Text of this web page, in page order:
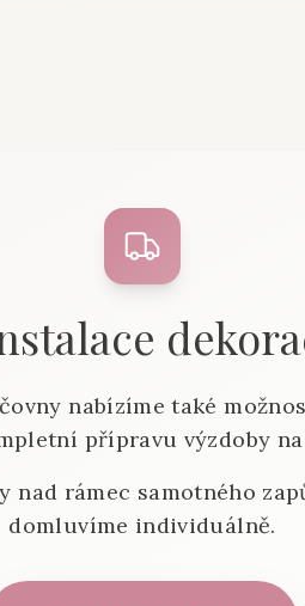
nabízíme také
přípravu výzdoby
nad rámec samotného
domluvíme individuálně.